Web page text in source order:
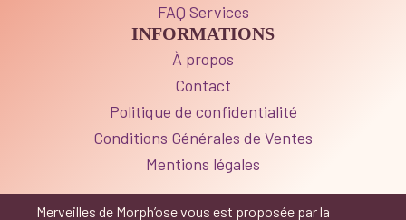
FAQ Services
INFORMATIONS
À propos
Contact
Politique de confidentialité
Conditions Générales de Ventes
Mentions légales
Merveilles de Morph’ose vous est proposée par la